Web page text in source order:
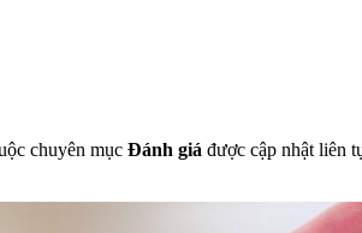
chuyên mục Đánh giá được cập nhật liên